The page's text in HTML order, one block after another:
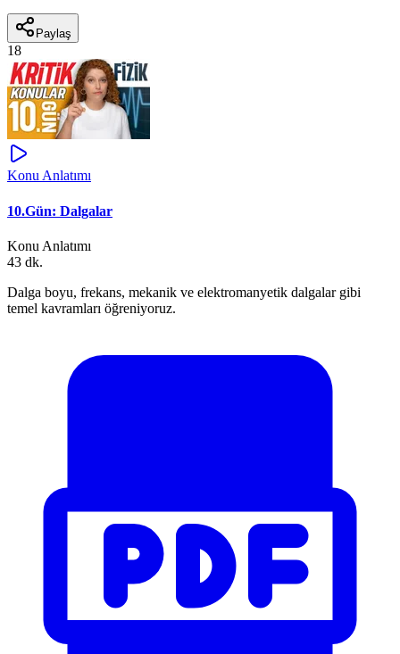
Paylaş
18
Konu Anlatımı
10.Gün: Dalgalar
Konu Anlatımı
43 dk.
Dalga boyu, frekans, mekanik ve elektromanyetik dalgalar gibi
temel kavramları öğreniyoruz.